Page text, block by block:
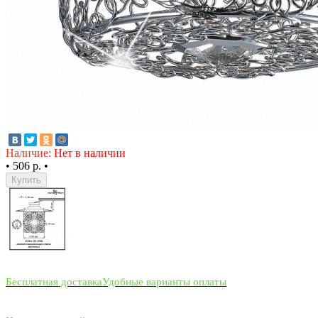
Наличие: Нет в наличии
• 506 р. •
Купить
Бесплатная доставкаУдобные варианты оплаты